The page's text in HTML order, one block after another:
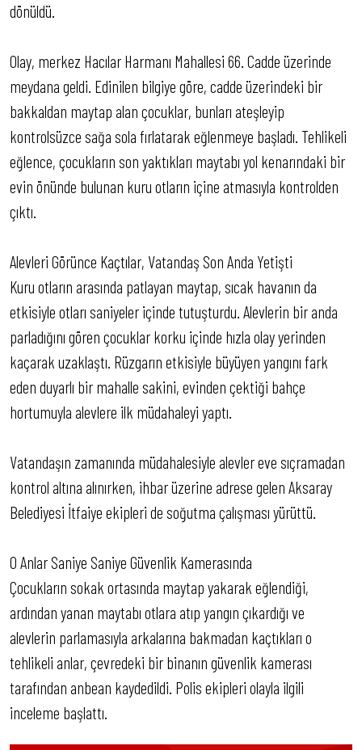
dönüldü.
Olay, merkez Hacılar Harmanı Mahallesi 66. Cadde üzerinde
meydana geldi. Edinilen bilgiye göre, cadde üzerindeki bir
bakkaldan maytap alan çocuklar, bunları ateşleyip
kontrolsüzce sağa sola fırlatarak eğlenmeye başladı. Tehlikeli
eğlence, çocukların son yaktıkları maytabı yol kenarındaki bir
evin önünde bulunan kuru otların içine atmasıyla kontrolden
çıktı.
Alevleri Görünce Kaçtılar, Vatandaş Son Anda Yetişti
Kuru otların arasında patlayan maytap, sıcak havanın da
etkisiyle otları saniyeler içinde tutuşturdu. Alevlerin bir anda
parladığını gören çocuklar korku içinde hızla olay yerinden
kaçarak uzaklaştı. Rüzgarın etkisiyle büyüyen yangını fark
eden duyarlı bir mahalle sakini, evinden çektiği bahçe
hortumuyla alevlere ilk müdahaleyi yaptı.
Vatandaşın zamanında müdahalesiyle alevler eve sıçramadan
kontrol altına alınırken, ihbar üzerine adrese gelen Aksaray
Belediyesi İtfaiye ekipleri de soğutma çalışması yürüttü.
O Anlar Saniye Saniye Güvenlik Kamerasında
Çocukların sokak ortasında maytap yakarak eğlendiği,
ardından yanan maytabı otlara atıp yangın çıkardığı ve
alevlerin parlamasıyla arkalarına bakmadan kaçtıkları o
tehlikeli anlar, çevredeki bir binanın güvenlik kamerası
tarafından anbean kaydedildi. Polis ekipleri olayla ilgili
inceleme başlattı.